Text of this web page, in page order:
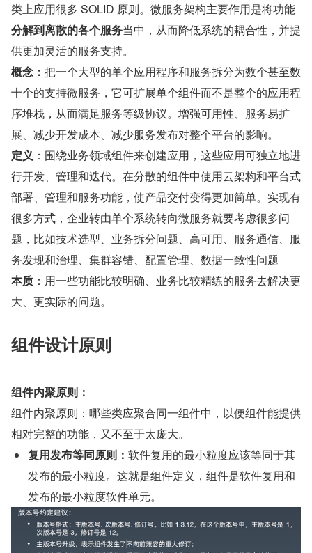
类上应用很多 SOLID 原则。微服务架构主要作用是将功能
分解到离散的各个服务当中，从而降低系统的耦合性，并提
供更加灵活的服务支持。
概念： 把一个大型的单个应用程序和服务拆分为数个甚至数
十个的支持微服务，它可扩展单个组件而不是整个的应用程
序堆栈，从而满足服务等级协议。增强可用性、服务易扩
展、减少开发成本、减少服务发布对整个平台的影响。
定义 ：围绕业务领域组件来创建应用，这些应用可独立地进
行开发、管理和迭代。在分散的组件中使用云架构和平台式
部署、管理和服务功能，使产品交付变得更加简单。实现有
很多方式，企业转由单个系统转向微服务就要考虑很多问
题，比如技术选型、业务拆分问题、高可用、服务通信、服
务发现和治理、集群容错、配置管理、数据一致性问题
本质 ：用一些功能比较明确、业务比较精练的服务去解决更
大、更实际的问题。
组件设计原则
组件内聚原则：
组件内聚原则：哪些类应聚合同一组件中，以便组件能提供
相对完整的功能，又不至于太庞大。
复用发布等同原则： 软件复用的最小粒度应该等同于其
发布的最小粒度。这就是组件定义，组件是软件复用和
发布的最小粒度软件单元。